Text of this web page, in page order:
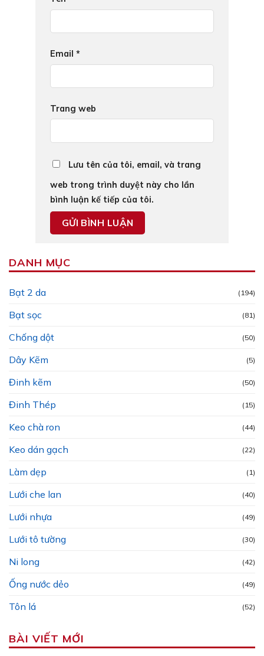
Email *
Trang web
Lưu tên của tôi, email, và trang
web trong trình duyệt này cho lần
bình luận kế tiếp của tôi.
DANH MỤC
Bạt 2 da (194)
Bạt sọc (81)
Chống dột (50)
Dây Kẽm (5)
Đinh kẽm (50)
Đinh Thép (15)
Keo chà ron (44)
Keo dán gạch (22)
Làm dẹp (1)
Lưới che lan (40)
Lưới nhựa (49)
Lưới tô tường (30)
Ni long (42)
Ống nước dẻo (49)
Tôn lá (52)
BÀI VIẾT MỚI